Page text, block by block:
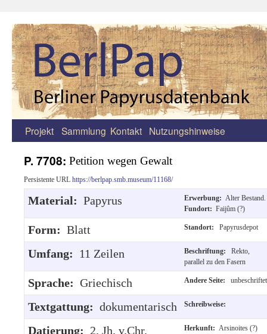
Zum
springen
Projekt Sammlung Kontakt Nutzungshinweise
P. 7708: Petition wegen Gewalt
Persistente URL https://berlpap.smb.museum/11168/
Material: Papyrus Erwerbung: Alter Bestand.
Fundort: Faijûm (?)
Form: Blatt Standort: Papyrusdepot
Umfang: 11 Zeilen Beschriftung:
Rekto,
parallel zu den Fasern
Sprache: Griechisch Andere Seite: unbeschriftet
Textgattung: dokumentarisch Schreibweise:
Datierung: 2. Jh. v.Chr. Herkunft: Arsinoites (?)